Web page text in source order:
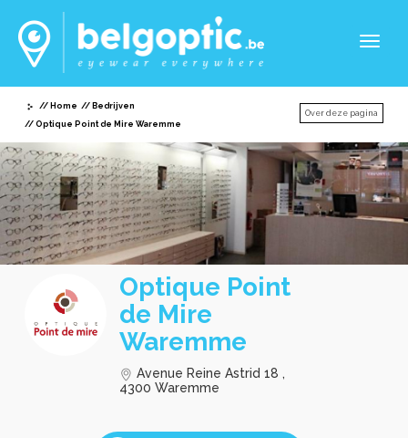
Home
Bedrijven
Optique Point de Mire Waremme
Over deze pagina
Optique Point
de Mire
Waremme
Avenue Reine Astrid 18 ,
4300 Waremme